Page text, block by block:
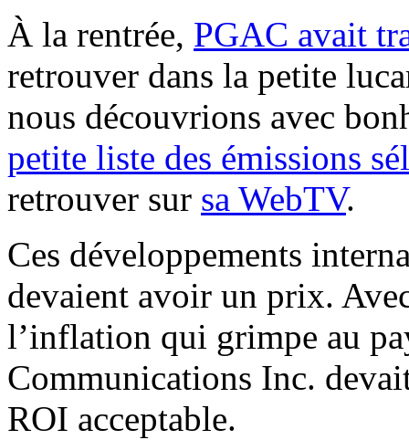
À la rentrée, PGAC avait
retrouver dans la petite
nous découvrions avec
petite liste des émissions
retrouver sur sa WebTV.
Ces développements
devaient avoir un prix.
l’inflation qui grimpe au
Communications Inc.
ROI acceptable.